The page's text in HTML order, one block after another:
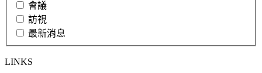
會議
訪視
最新消息
LINKS